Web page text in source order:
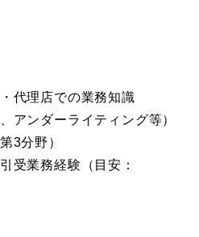
代理店での業務知識
アンダーライティング等）
3分野）
受業務経験（目安：